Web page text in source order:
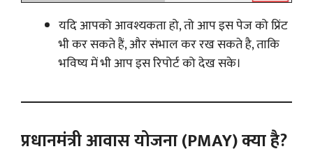
यदि आपको आवश्यकता हो, तो आप इस पेज को प्रिंट
भी कर सकते हैं, और संभाल कर रख सकते है, ताकि
भविष्य में भी आप इस रिपोर्ट को देख सके।
प्रधानमंत्री आवास योजना (PMAY) क्या है?